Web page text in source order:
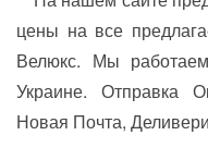
цены на все
Велюкс. Мы
Украине. Отправка
Новая Почта,